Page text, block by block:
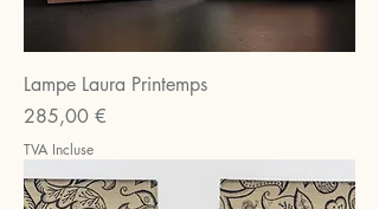
Lampe Laura Printemps
Prix
285,00 €
TVA Incluse